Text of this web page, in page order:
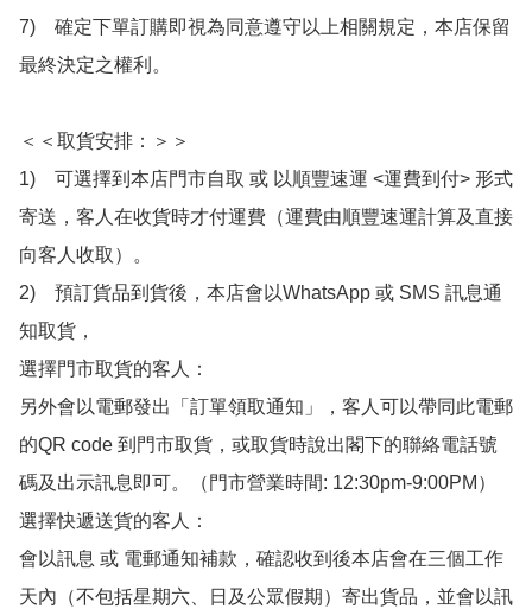
7)　確定下單訂購即視為同意遵守以上相關規定，本店保留
最終決定之權利。
＜＜取貨安排：＞＞
1)　可選擇到本店門市自取 或 以順豐速運 <運費到付> 形式
寄送，客人在收貨時才付運費（運費由順豐速運計算及直接
向客人收取）。
2)　預訂貨品到貨後，本店會以WhatsApp 或 SMS 訊息通
知取貨，
選擇門市取貨的客人：
另外會以電郵發出「訂單領取通知」，客人可以帶同此電郵
的QR code 到門市取貨，或取貨時說出閣下的聯絡電話號
碼及出示訊息即可。（門市營業時間: 12:30pm-9:00PM）
選擇快遞送貨的客人：
會以訊息 或 電郵通知補款，確認收到後本店會在三個工作
天內（不包括星期六、日及公眾假期）寄出貨品，並會以訊